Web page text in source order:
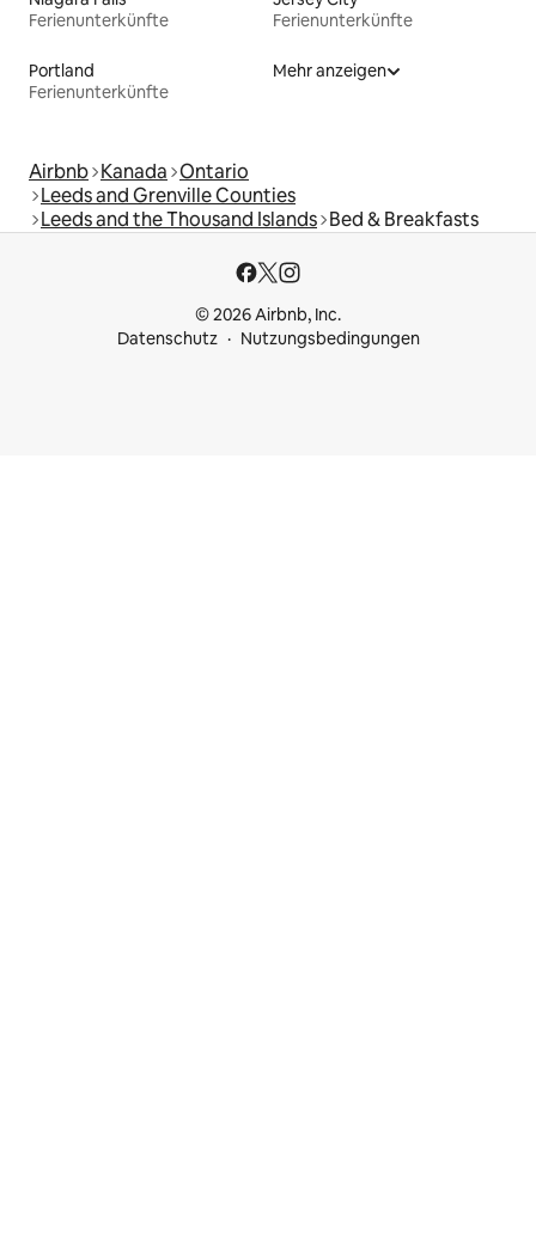
Ferienunterkünfte
Ferienunterkünfte
Portland
Ferienunterkünfte
Mehr anzeigen
Airbnb Kanada Ontario
Leeds and Grenville Counties
Leeds and the Thousand Islands Bed & Breakfasts
© 2026 Airbnb, Inc.
Datenschutz
Nutzungsbedingungen